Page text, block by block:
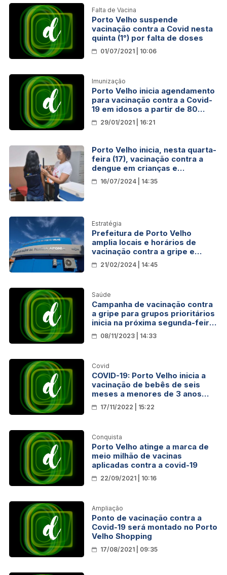
Falta de Vacina
Porto Velho suspende
vacinação contra a Covid nesta
quinta (1°) por falta de doses
01/07/2021 | 10:06
Imunização
Porto Velho inicia agendamento
para vacinação contra a Covid-
19 em idosos a partir de 80
anos29/01/2021 | 16:21
Porto Velho inicia, nesta quarta-
feira (17), vacinação contra a
dengue em crianças e
adolescente de 10 a 14 anos
16/07/2024 | 14:35
Estratégia
Prefeitura de Porto Velho
amplia locais e horários de
vacinação contra a gripe e
covid-19
21/02/2024 | 14:45
Saúde
Campanha de vacinação contra
a gripe para grupos prioritários
inicia na próxima segunda-feira
(13), em Porto Velho
08/11/2023 | 14:33
Covid
COVID-19: Porto Velho inicia a
vacinação de bebês de seis
meses a menores de 3 anos
com comorbidades nesta sexta-
feira (18)
17/11/2022 | 15:22
Conquista
Porto Velho atinge a marca de
meio milhão de vacinas
aplicadas contra a covid-19
22/09/2021 | 10:16
Ampliação
Ponto de vacinação contra a
Covid-19 será montado no Porto
Velho Shopping
17/08/2021 | 09:35